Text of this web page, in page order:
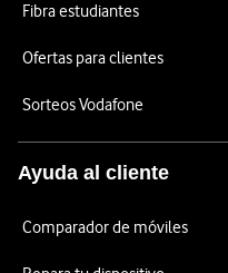
Fibra estudiantes
Ofertas para clientes
Sorteos Vodafone
Ayuda al cliente
Comparador de móviles